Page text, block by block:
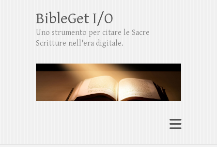
BibleGet I/O
Uno strumento per citare le Sacre
Scritture nell'era digitale.